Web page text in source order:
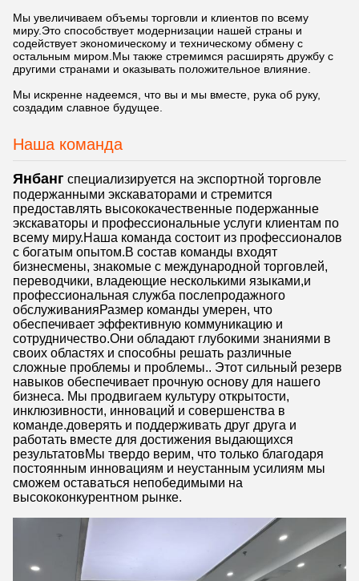
Мы увеличиваем объемы торговли и клиентов по всему
миру.Это способствует модернизации нашей страны и
содействует экономическому и техническому обмену с
остальным миром.Мы также стремимся расширять дружбу с
другими странами и оказывать положительное влияние.
Мы искренне надеемся, что вы и мы вместе, рука об руку,
создадим славное будущее.
Наша команда
Янбанг специализируется на экспортной торговле
подержанными экскаваторами и стремится
предоставлять высококачественные подержанные
экскаваторы и профессиональные услуги клиентам по
всему миру.Наша команда состоит из профессионалов
с богатым опытом.В состав команды входят
бизнесмены, знакомые с международной торговлей,
переводчики, владеющие несколькими языками,и
профессиональная служба послепродажного
обслуживанияРазмер команды умерен, что
обеспечивает эффективную коммуникацию и
сотрудничество.Они обладают глубокими знаниями в
своих областях и способны решать различные
сложные проблемы и проблемы.. Этот сильный резерв
навыков обеспечивает прочную основу для нашего
бизнеса. Мы продвигаем культуру открытости,
инклюзивности, инноваций и совершенства в
команде.доверять и поддерживать друг друга и
работать вместе для достижения выдающихся
результатовМы твердо верим, что только благодаря
постоянным инновациям и неустанным усилиям мы
сможем оставаться непобедимыми на
высококонкурентном рынке.